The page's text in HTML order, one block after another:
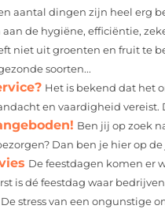
aantal dingen zijn heel erg
de hygiëne, efficiëntie,
niet uit groenten en fruit te
soorten...
Het is bekend dat het
en vaardigheid vereist.
Ben jij op zoek
Dan ben je hier op de
De feestdagen komen er
is dé feestdag waar
De stress van een ongunstige